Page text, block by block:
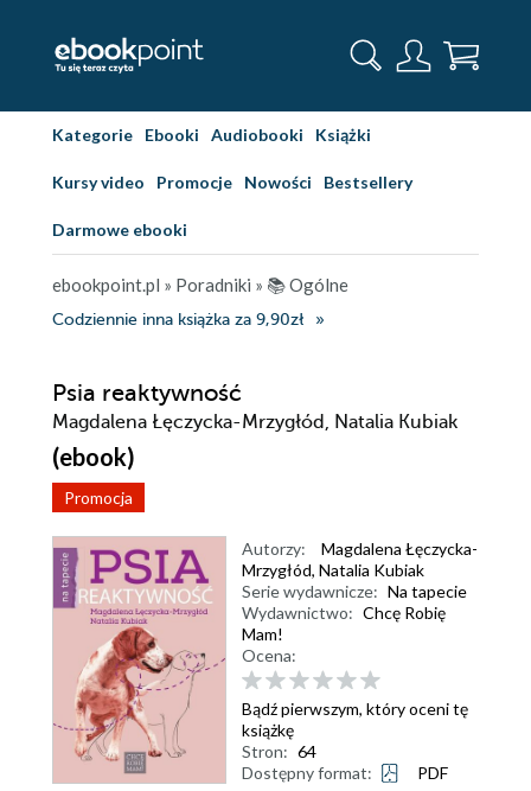
Kategorie Ebooki Audiobooki Książki
Kursy video Promocje Nowości Bestsellery
Darmowe ebooki
ebookpoint.pl » Poradniki » 📚 Ogólne
Codziennie inna książka za 9,90zł
Psia reaktywność
Magdalena Łęczycka-Mrzygłód, Natalia Kubiak
(ebook)
Promocja
Autorzy:
Magdalena Łęczycka-
Mrzygłód, Natalia Kubiak
Serie wydawnicze: Na tapecie
Wydawnictwo: Chcę Robię
Mam!
Ocena:
Bądź pierwszym, który oceni tę
książkę
Stron: 64
Dostępny format:
PDF